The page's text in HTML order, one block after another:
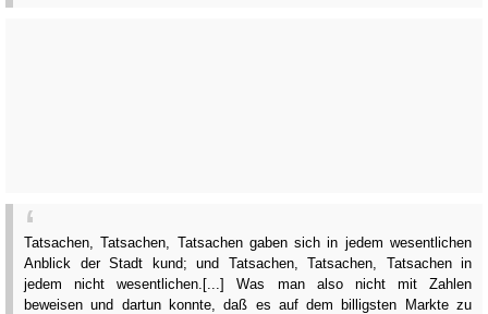
Tatsachen, Tatsachen, Tatsachen gaben sich in jedem wesentlichen
Anblick der Stadt kund; und Tatsachen, Tatsachen, Tatsachen in
jedem nicht wesentlichen.[...] Was man also nicht mit Zahlen
beweisen und dartun konnte, daß es auf dem billigsten Markte zu